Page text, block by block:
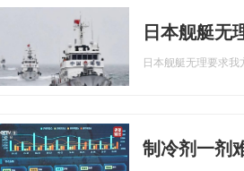
日本舰艇无
日本舰艇无理要求我
制冷剂一剂